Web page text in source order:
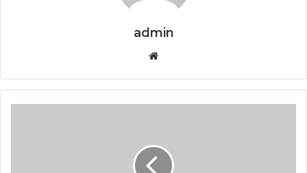
admin
Website